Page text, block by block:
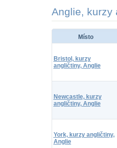
Anglie, kurzy
Místo
Bristol, kurzy
angličtiny, Anglie
Newcastle, kurzy
angličtiny, Anglie
York, kurzy angličtiny,
Anglie